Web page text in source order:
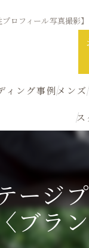
プロフィール写真撮影
ディング診断
オーダーメイド
撮影】 未来先取り
ディング
ィング事例メンズ
メン
メ
メ
メン
メ
【プロフィール写真
〜なりたい理想の未
トータル診断
顔タイプ 診断
パーソナルカラー 診断
ス
ージ
ブラ